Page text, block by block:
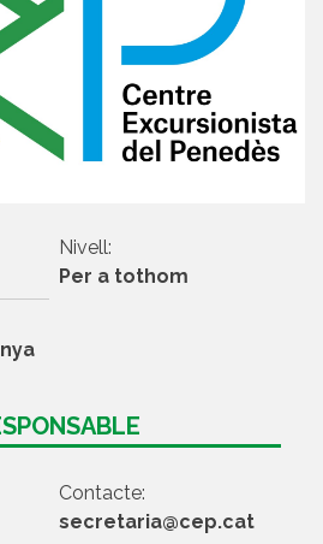
Nivell:
Per a tothom
Contacte:
secretaria@cep.cat